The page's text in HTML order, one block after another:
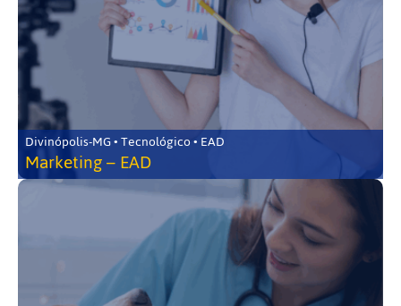
Divinópolis-MG • Tecnológico • EAD
Marketing – EAD